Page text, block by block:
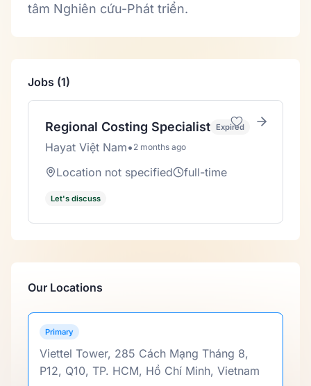
tâm Nghiên cứu-Phát triển.
Jobs (1)
Regional Costing Specialist Expired
Hayat Việt Nam• 2 months ago
Location not specified full-time
Let's discuss
Our Locations
Primary
Viettel Tower, 285 Cách Mạng Tháng 8,
P12, Q10, TP. HCM, Hồ Chí Minh, Vietnam